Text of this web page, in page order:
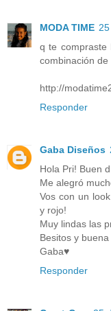
MODA TIME
q te compraste
combinación
http://
Responder
Gaba Diseños
Hola Pri! Buen
Me alegró
Vos con un
y rojo!
Muy lindas las
Besitos y
Gaba♥
Responder